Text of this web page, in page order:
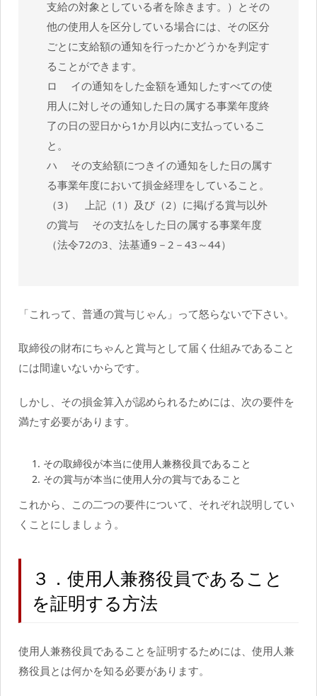
支給の対象としている者を除きます。）とその
他の使用人を区分している場合には、その区分
ごとに支給額の通知を行ったかどうかを判定す
ることができます。
ロ イの通知をした金額を通知したすべての使
用人に対しその通知した日の属する事業年度終
了の日の翌日から1か月以内に支払っているこ
と。
ハ その支給額につきイの通知をした日の属す
る事業年度において損金経理をしていること。
（3） 上記（1）及び（2）に掲げる賞与以外
の賞与 その支払をした日の属する事業年度
（法令72の3、法基通9－2－43～44）
「これって、普通の賞与じゃん」って怒らないで下さい。
取締役の財布にちゃんと賞与として届く仕組みであること
には間違いないからです。
しかし、その損金算入が認められるためには、次の要件を
満たす必要があります。
その取締役が本当に使用人兼務役員であること
その賞与が本当に使用人分の賞与であること
これから、この二つの要件について、それぞれ説明してい
くことにしましょう。
３．使用人兼務役員であること
を証明する方法
使用人兼務役員であることを証明するためには、使用人兼
務役員とは何かを知る必要があります。